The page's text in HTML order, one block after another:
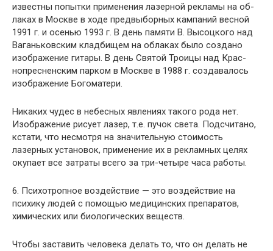
известны попытки применения лазерной рекламы на об­
лаках в Москве в ходе предвыборных кампаний весной
1991 г. и осенью 1993 г. В день памяти В. Высоцкого над
Ваганьковским кладбищем на облаках было создано
изображение гитары. В день Святой Троицы над Крас­
нопресненским парком в Москве в 1988 г. создавалось
изображение Богоматери.
Никаких чудес в небесных явлениях такого рода нет.
Изображение рисует лазер, т.е. пучок света. Подсчита­но,
кстати, что несмотря на значительную стоимость
лазерных установок, применение их в рекламных целях
окупает все затраты всего за три-четыре часа работы.
6. Психотропное воздействие — это воздействие на
психику людей с помощью медицинских препаратов,
химических или биологических веществ.
Чтобы заставить человека делать то, что он делать не